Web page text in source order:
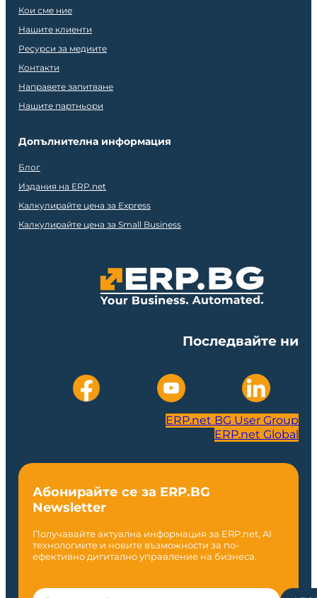
Кои сме ние
Нашите клиенти
Ресурси за медиите
Контакти
Направете запитване
Нашите партньори
Допълнителна информация
Блог
Издания на ERP.net
Калкулирайте цена за Express
Калкулирайте цена за Small Business
Последвайте ни
ERP.net BG User Group
ERP.net Global
Абонирайте се за ERP.BG
Newsletter
Получавайте актуална информация за ERP.net, AI
технологиите и новите възможности за по-
ефективно дигитално управление на бизнеса.